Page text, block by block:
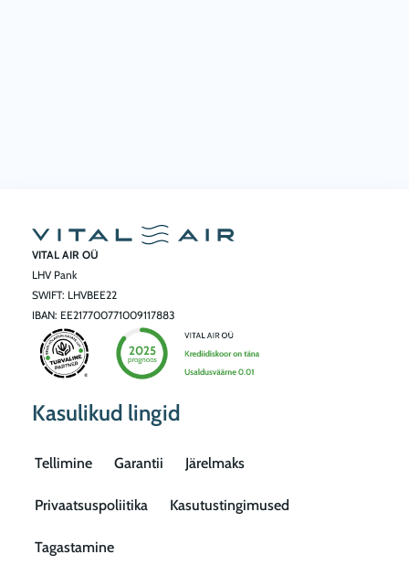
VITAL AIR OÜ
LHV Pank
SWIFT: LHVBEE22
IBAN: EE217700771009117883
Kasulikud lingid
Tellimine Garantii Järelmaks
Privaatsuspoliitika Kasutustingimused
Tagastamine